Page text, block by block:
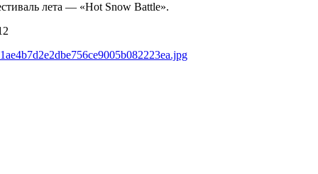
лета — «Hot Snow Battle».